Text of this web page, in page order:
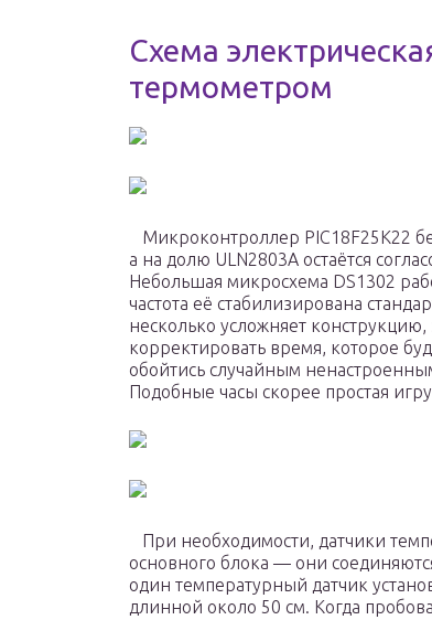
Схема
термометром
Микроконтроллер PIC18F25K22
а на долю ULN2803A остаётся
Небольшая микросхема DS1302
частота её стабилизирована
несколько усложняет конструкцию,
корректировать время, которое
обойтись случайным
Подобные часы скорее простая
При необходимости, датчики
основного блока — они
один температурный датчик
длинной около 50 см. Когда